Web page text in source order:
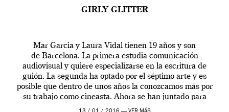
GIRLY GLITTER
Mar Garcia y Laura Vidal tienen 19 años y son
de Barcelona. La primera estudia comunicación
audiovisual y quiere especializarse en la escritura de
guión. La segunda ha optado por el séptimo arte y es
posible que dentro de unos años la conozcamos más por
su trabajo como cineasta. Ahora se han juntado para
contarnos una […]